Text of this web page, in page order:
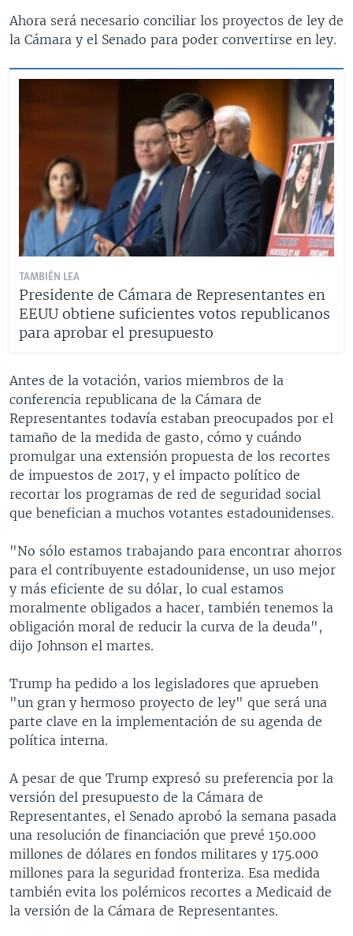
Ahora será necesario conciliar los proyectos de ley de
la Cámara y el Senado para poder convertirse en ley.
TAMBIÉN LEA
Presidente de Cámara de Representantes en
EEUU obtiene suficientes votos republicanos
para aprobar el presupuesto
Antes de la votación, varios miembros de la
conferencia republicana de la Cámara de
Representantes todavía estaban preocupados por el
tamaño de la medida de gasto, cómo y cuándo
promulgar una extensión propuesta de los recortes
de impuestos de 2017, y el impacto político de
recortar los programas de red de seguridad social
que benefician a muchos votantes estadounidenses.
"No sólo estamos trabajando para encontrar ahorros
para el contribuyente estadounidense, un uso mejor
y más eficiente de su dólar, lo cual estamos
moralmente obligados a hacer, también tenemos la
obligación moral de reducir la curva de la deuda",
dijo Johnson el martes.
Trump ha pedido a los legisladores que aprueben
"un gran y hermoso proyecto de ley" que será una
parte clave en la implementación de su agenda de
política interna.
A pesar de que Trump expresó su preferencia por la
versión del presupuesto de la Cámara de
Representantes, el Senado aprobó la semana pasada
una resolución de financiación que prevé 150.000
millones de dólares en fondos militares y 175.000
millones para la seguridad fronteriza. Esa medida
también evita los polémicos recortes a Medicaid de
la versión de la Cámara de Representantes.